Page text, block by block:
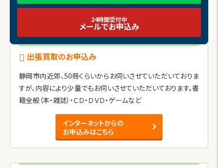
24時間受付中
メールでお申込み
出張買取のお申込み
静岡市内近郊、50冊くらいからお伺いさせていただいておりま
すが、内容により少量でもお伺いさせていただいております。書
籍全般（本・雑誌）・ＣＤ・ＤＶＤ・ゲームなど
インターネットからの
お申込みはこちら